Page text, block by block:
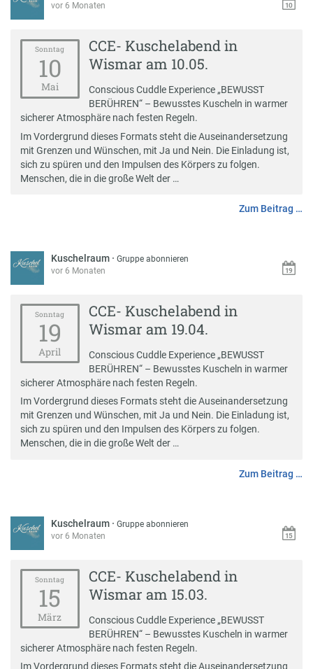
vor 6 Monaten
Sonntag
10
Mai
CCE- Kuschelabend in
Wismar am 10.05.
Conscious Cuddle Experience „BEWUSST
BERÜHREN“ – Bewusstes Kuscheln in warmer
sicherer Atmosphäre nach festen Regeln.
Im Vordergrund dieses Formats steht die Auseinandersetzung
mit Grenzen und Wünschen, mit Ja und Nein. Die Einladung ist,
sich zu spüren und den Impulsen des Körpers zu folgen.
Menschen, die in die große Welt der …
Zum Beitrag …
Kuschelraum ·Gruppe abonnieren
vor 6 Monaten
Sonntag
19
April
CCE- Kuschelabend in
Wismar am 19.04.
Conscious Cuddle Experience „BEWUSST
BERÜHREN“ – Bewusstes Kuscheln in warmer
sicherer Atmosphäre nach festen Regeln.
Im Vordergrund dieses Formats steht die Auseinandersetzung
mit Grenzen und Wünschen, mit Ja und Nein. Die Einladung ist,
sich zu spüren und den Impulsen des Körpers zu folgen.
Menschen, die in die große Welt der …
Zum Beitrag …
Kuschelraum ·Gruppe abonnieren
vor 6 Monaten
Sonntag
15
März
CCE- Kuschelabend in
Wismar am 15.03.
Conscious Cuddle Experience „BEWUSST
BERÜHREN“ – Bewusstes Kuscheln in warmer
sicherer Atmosphäre nach festen Regeln.
Im Vordergrund dieses Formats steht die Auseinandersetzung